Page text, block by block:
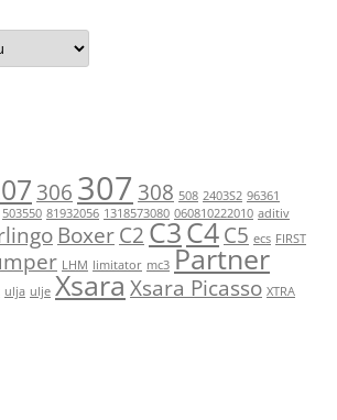
306 307 308 508 2403S2 96361
503550 81932056 1318573080 060810222010 aditiv
BoxerC2 C3C4C5 ecs FIRST
LHM limitator mc3 Partner
ulja ulje Xsara Xsara Picasso XTRA